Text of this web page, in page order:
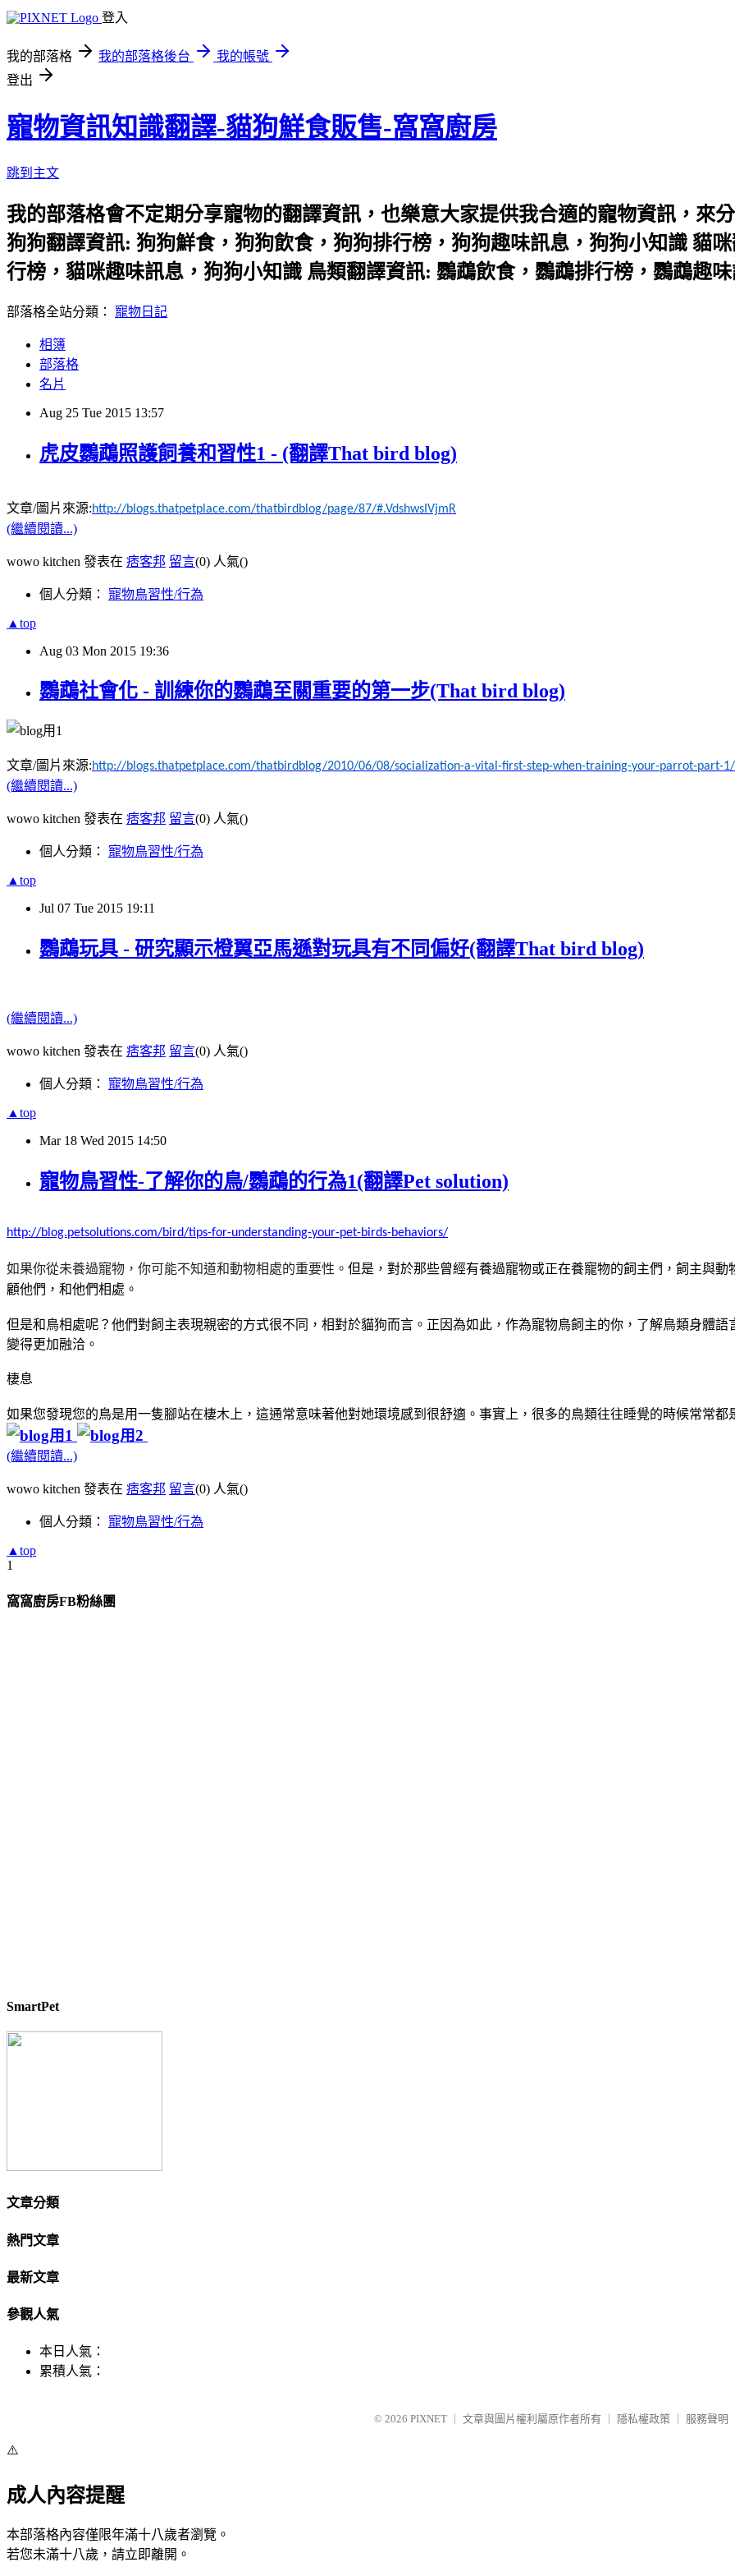
登入
我的部落格 我的部落格後台
我的帳號
登出
寵物資訊知識翻譯-貓狗鮮食販售-窩窩廚房
跳到主文
我的部落格會不定期分享寵物的翻譯資訊，也樂意大家提供我合適的寵物資訊，來
狗狗翻譯資訊: 狗狗鮮食，狗狗飲食，狗狗排行榜，狗狗趣味訊息，狗狗小知識 貓
行榜，貓咪趣味訊息，狗狗小知識 鳥類翻譯資訊: 鸚鵡飲食，鸚鵡排行榜，鸚鵡趣
部落格全站分類： 寵物日記
相簿
部落格
名片
Aug 25 Tue 2015 13:57
虎皮鸚鵡照護飼養和習性1 - (翻譯That bird blog)
文章/圖片來源:http://blogs.thatpetplace.com/thatbirdblog/page/87/#.VdshwsIVjmR
(繼續閱讀...)
wowo kitchen 發表在 痞客邦 留言(0) 人氣()
個人分類： 寵物鳥習性/行為
▲top
Aug 03 Mon 2015 19:36
鸚鵡社會化 - 訓練你的鸚鵡至關重要的第一步(That bird blog)
文章/圖片來源:http://blogs.thatpetplace.com/thatbirdblog/2010/06/08/socialization-a-vital-first-step-when-training-your-parrot-part-1/
(繼續閱讀...)
wowo kitchen 發表在 痞客邦 留言(0) 人氣()
個人分類： 寵物鳥習性/行為
▲top
Jul 07 Tue 2015 19:11
鸚鵡玩具 - 研究顯示橙翼亞馬遜對玩具有不同偏好(翻譯That bird blog)
(繼續閱讀...)
wowo kitchen 發表在 痞客邦 留言(0) 人氣()
個人分類： 寵物鳥習性/行為
▲top
Mar 18 Wed 2015 14:50
寵物鳥習性-了解你的鳥/鸚鵡的行為1(翻譯Pet solution)
http://blog.petsolutions.com/bird/tips-for-understanding-your-pet-birds-behaviors/
如果你從未養過寵物，你可能不知道和動物相處的重要性。 但是，對於那些曾經有養過寵物或正在養寵物的飼主們，飼主與動
顧他們，和他們相處。
但是和鳥相處呢？ 他們對飼主表現親密的方式很不同，相對於貓狗而言。 正因為如此，作為寵物鳥飼主的你，了解鳥類身體語
變得更加融洽。
棲息
如果您發現您的鳥是用一隻腳站在棲木上，這通常意味著他對她環境感到很舒適。 事實上，很多的鳥類往往睡覺的時候常常都
(繼續閱讀...)
wowo kitchen 發表在 痞客邦 留言(0) 人氣()
個人分類： 寵物鳥習性/行為
▲top
1
窩窩廚房FB粉絲團
SmartPet
文章分類
熱門文章
最新文章
參觀人氣
本日人氣：
累積人氣：
© 2026 PIXNET 文章與圖片權利屬原作者所有 隱私權政策 服務聲明
⚠️
成人內容提醒
本部落格內容僅限年滿十八歲者瀏覽。
若您未滿十八歲，請立即離開。